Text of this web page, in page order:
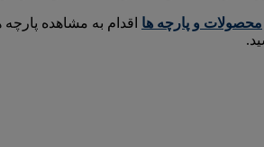
محصولات و پارچه ها اقدام به مشاهده